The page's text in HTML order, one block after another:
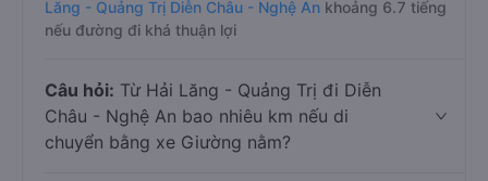
Lăng - Quảng Trị Diễn Châu - Nghệ An khoảng 6.7 tiếng
nếu đường đi khá thuận lợi
Câu hỏi: Từ Hải Lăng - Quảng Trị đi Diễn
Châu - Nghệ An bao nhiêu km nếu di
chuyển bằng xe Giường nằm?